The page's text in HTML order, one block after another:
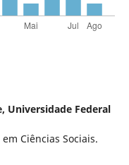
Universidade Federal
Ciências Sociais.